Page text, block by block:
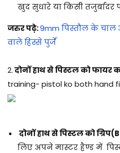
खुद सुधारे या किसी
जरुर पढ़े:9mm पिस्तौल के
वाले हिस्से पुर्जे
2.दोनों हाथ से पिस्टल को फायर
training- pistol ko both hand
दोनों हाथ से पिस्टल को
लिए अपने मास्टर हैण्ड में